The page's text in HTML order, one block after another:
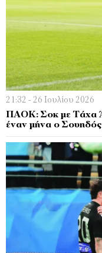
21:32 - 26 Ιουλίου 2026
ΠΑΟΚ: Σοκ με Τάχα
έναν μήνα ο Σουηδός